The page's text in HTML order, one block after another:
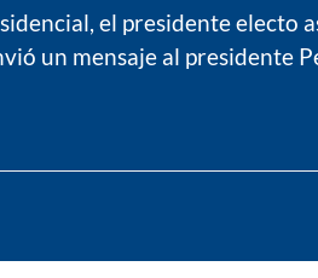
el presidente
un mensaje al presidente